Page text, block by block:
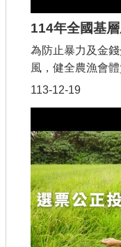
113-12-19
為防止暴力及金
風，健全農漁會
舟」的雙手，傳